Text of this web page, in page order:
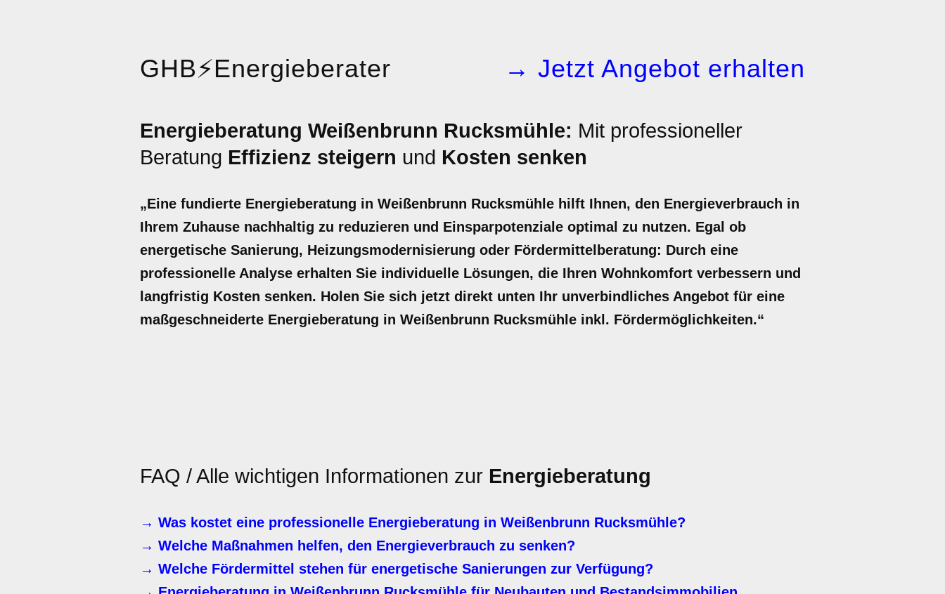
GHB⚡Energieberater → Jetzt Angebot erhalten
Energieberatung Weißenbrunn Rucksmühle: Mit professioneller
Beratung Effizienz steigern und Kosten senken
„Eine fundierte Energieberatung in Weißenbrunn Rucksmühle hilft Ihnen, den Energieverbrauch in
Ihrem Zuhause nachhaltig zu reduzieren und Einsparpotenziale optimal zu nutzen. Egal ob
energetische Sanierung, Heizungsmodernisierung oder Fördermittelberatung: Durch eine
professionelle Analyse erhalten Sie individuelle Lösungen, die Ihren Wohnkomfort verbessern und
langfristig Kosten senken. Holen Sie sich jetzt direkt unten Ihr unverbindliches Angebot für eine
maßgeschneiderte Energieberatung in Weißenbrunn Rucksmühle inkl. Fördermöglichkeiten.“
FAQ / Alle wichtigen Informationen zur Energieberatung
→ Was kostet eine professionelle Energieberatung in Weißenbrunn Rucksmühle?
→ Welche Maßnahmen helfen, den Energieverbrauch zu senken?
→ Welche Fördermittel stehen für energetische Sanierungen zur Verfügung?